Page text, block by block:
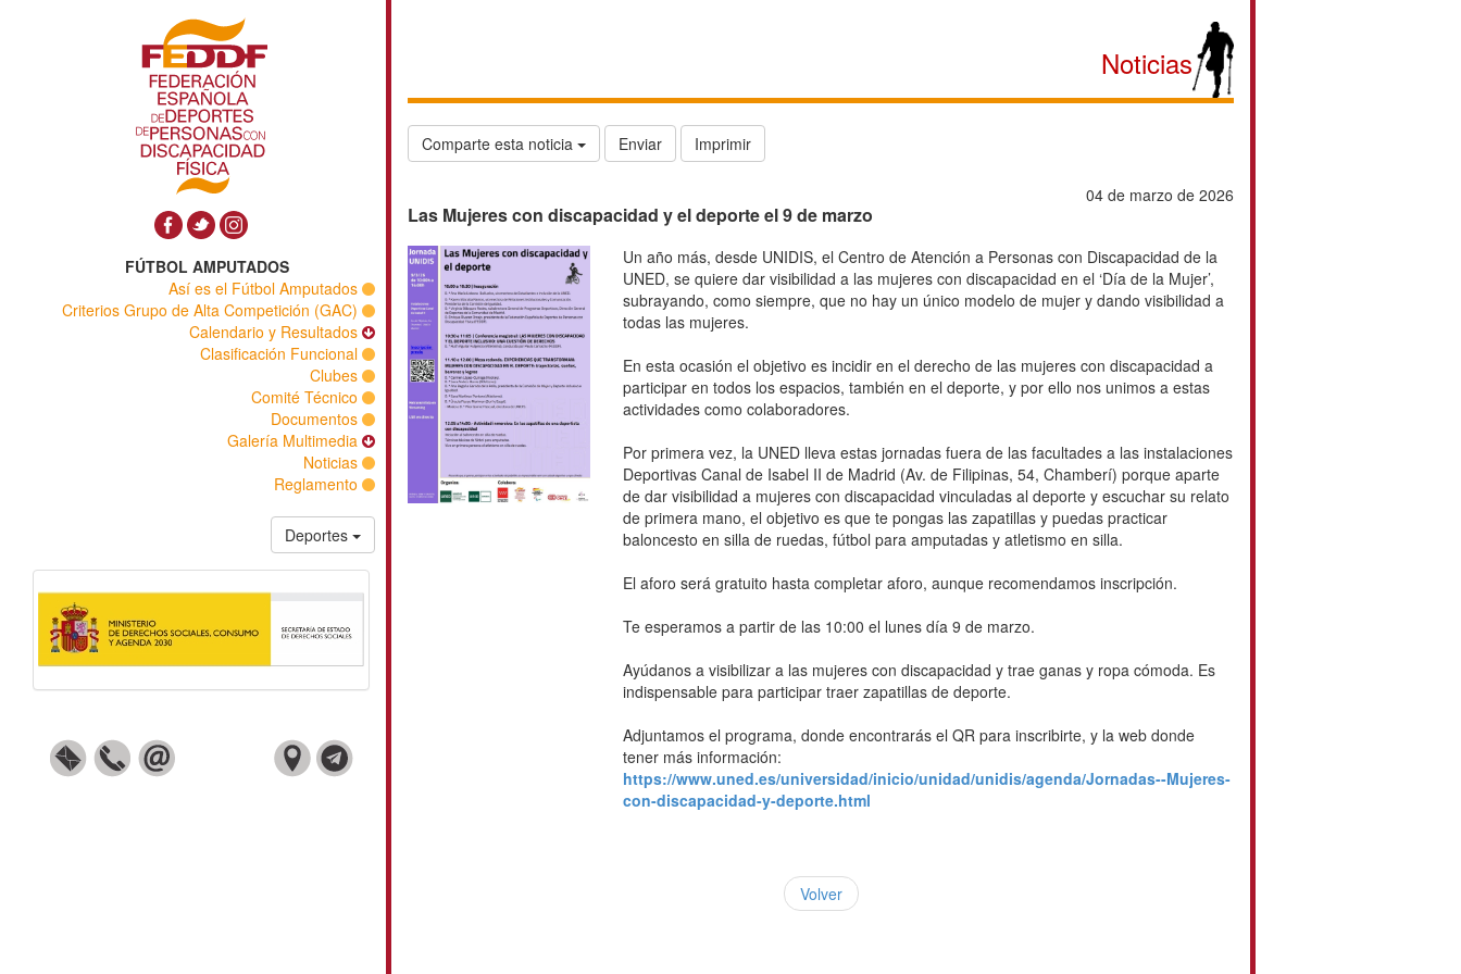
FÚTBOL AMPUTADOS
Así es el Fútbol Amputados
Criterios Grupo de Alta Competición (GAC)
Calendario y Resultados
Clasificación Funcional
Clubes
Comité Técnico
Documentos
Galería Multimedia
Noticias
Reglamento
Deportes
Noticias
Comparte esta noticia Enviar Imprimir
04 de marzo de 2026
Las Mujeres con discapacidad y el deporte el 9 de marzo
Un año más, desde UNIDIS, el Centro de Atención a Personas con Discapacidad de la
UNED, se quiere dar visibilidad a las mujeres con discapacidad en el ‘Día de la Mujer’,
subrayando, como siempre, que no hay un único modelo de mujer y dando visibilidad a
todas las mujeres.
En esta ocasión el objetivo es incidir en el derecho de las mujeres con discapacidad a
participar en todos los espacios, también en el deporte, y por ello nos unimos a estas
actividades como colaboradores.
Por primera vez, la UNED lleva estas jornadas fuera de las facultades a las instalaciones
Deportivas Canal de Isabel II de Madrid (Av. de Filipinas, 54, Chamberí) porque aparte
de dar visibilidad a mujeres con discapacidad vinculadas al deporte y escuchar su relato
de primera mano, el objetivo es que te pongas las zapatillas y puedas practicar
baloncesto en silla de ruedas, fútbol para amputadas y atletismo en silla.
El aforo será gratuito hasta completar aforo, aunque recomendamos inscripción.
Te esperamos a partir de las 10:00 el lunes día 9 de marzo.
Ayúdanos a visibilizar a las mujeres con discapacidad y trae ganas y ropa cómoda. Es
indispensable para participar traer zapatillas de deporte.
Adjuntamos el programa, donde encontrarás el QR para inscribirte, y la web donde
tener más información:
https://www.uned.es/universidad/inicio/unidad/unidis/agenda/Jornadas--Mujeres-
con-discapacidad-y-deporte.html
Volver